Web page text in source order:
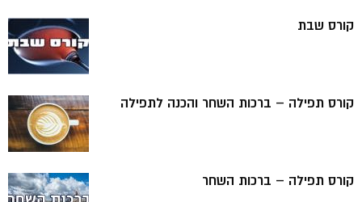
קורס שבת
קורס תפילה – ברכות השחר והכנה לתפילה
קורס תפילה – ברכות השחר